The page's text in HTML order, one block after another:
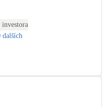
vody
dalších